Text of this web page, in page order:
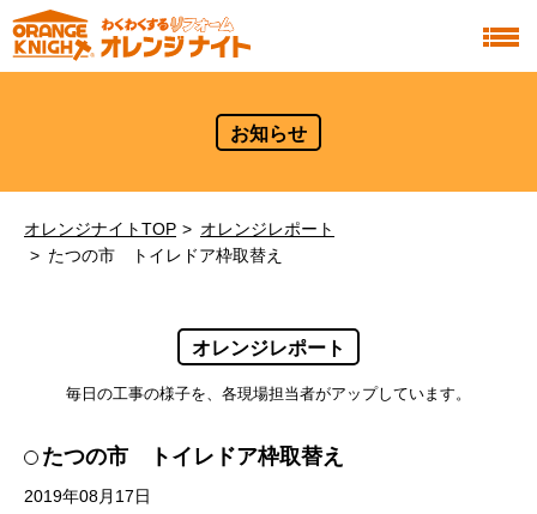
お知らせ
オレンジナイトTOP
オレンジレポート
たつの市 トイレドア枠取替え
オレンジレポート
毎日の工事の様子を、各現場担当者がアップしています。
たつの市 トイレドア枠取替え
2019年08月17日